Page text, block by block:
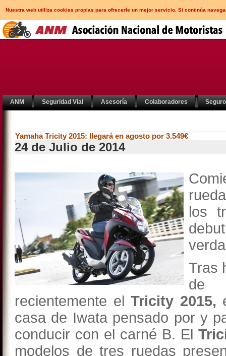
Nuestra web utiliza cookies propias para ofrecerle un mejor servicio. Si continúa
ANM Seguridad Vial Asesoría Colaboradores
Yamaha Tricity 2015: llegará en agosto por 3.549€
24 de Julio de 2014
los
Tras
de
recientemente elTricity 2015,
casa de Iwata pensado por y
conducir con el carné B. El
modelos de tres ruedas